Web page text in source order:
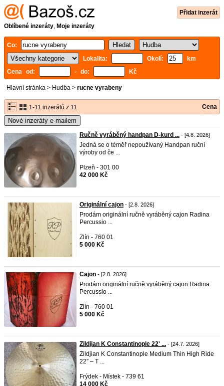
Přidat inzerát
Oblíbené inzeráty, Moje inzeráty
Co:
Lokalita:
Okolí:
km
Cena od:
- do: Kč
Hlavní stránka > Hudba > rucne vyrabeny
1-11 inzerátů z 11 Cena
Nové inzeráty e-mailem
Ručně vyráběný handpan D-kurd ... - [4.8. 2026]
Jedná se o téměř nepoužívaný Handpan ruční
výroby od če ...
Plzeň - 301 00
42 000 Kč
Originální cajon - [2.8. 2026]
Prodám originální ručně vyráběný cajon Radina
Percussio ...
Zlín - 760 01
5 000 Kč
Cajon - [2.8. 2026]
Prodám originální ručně vyráběný cajon Radina
Percussio ...
Zlín - 760 01
5 000 Kč
Zildjian K Constantinople 22' ... - [24.7. 2026]
Zildjian K Constantinople Medium Thin High Ride
22” – T ...
Frýdek - Místek - 739 61
14 000 Kč